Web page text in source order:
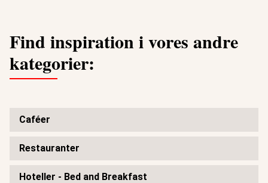
Find inspiration i vores andre
kategorier:
Caféer
Restauranter
Hoteller - Bed and Breakfast